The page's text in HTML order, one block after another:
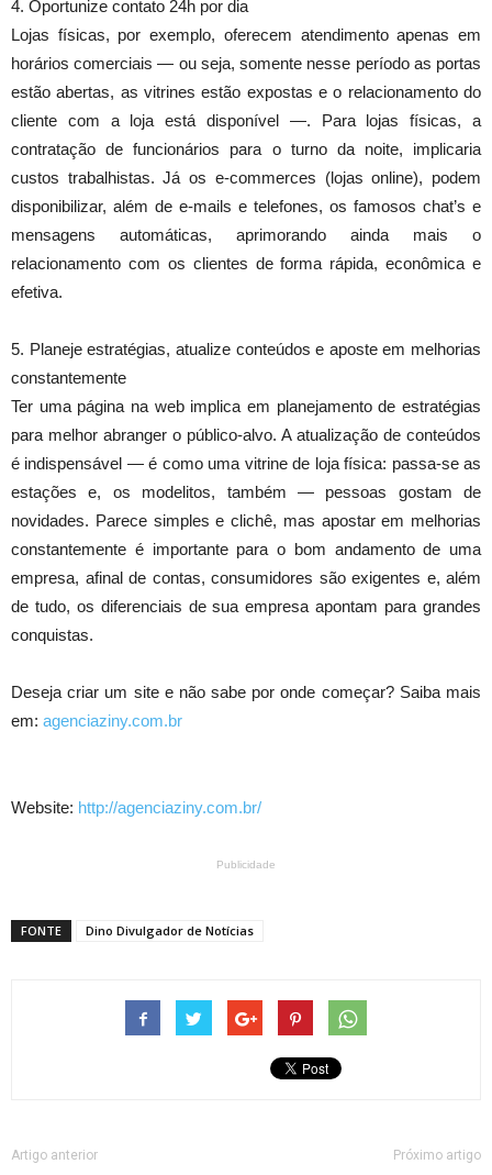
4. Oportunize contato 24h por dia
Lojas físicas, por exemplo, oferecem atendimento apenas em
horários comerciais — ou seja, somente nesse período as portas
estão abertas, as vitrines estão expostas e o relacionamento do
cliente com a loja está disponível —. Para lojas físicas, a
contratação de funcionários para o turno da noite, implicaria
custos trabalhistas. Já os e-commerces (lojas online), podem
disponibilizar, além de e-mails e telefones, os famosos chat’s e
mensagens automáticas, aprimorando ainda mais o
relacionamento com os clientes de forma rápida, econômica e
efetiva.
5. Planeje estratégias, atualize conteúdos e aposte em melhorias
constantemente
Ter uma página na web implica em planejamento de estratégias
para melhor abranger o público-alvo. A atualização de conteúdos
é indispensável — é como uma vitrine de loja física: passa-se as
estações e, os modelitos, também — pessoas gostam de
novidades. Parece simples e clichê, mas apostar em melhorias
constantemente é importante para o bom andamento de uma
empresa, afinal de contas, consumidores são exigentes e, além
de tudo, os diferenciais de sua empresa apontam para grandes
conquistas.
Deseja criar um site e não sabe por onde começar? Saiba mais
em: agenciaziny.com.br
Website: http://agenciaziny.com.br/
Publicidade
FONTE Dino Divulgador de Notícias
Artigo anterior Próximo artigo